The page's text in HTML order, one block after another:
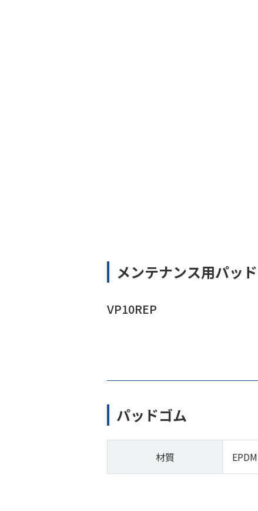
メンテナンス用パッ
VP10REP
パッドゴム
材質 EPDM